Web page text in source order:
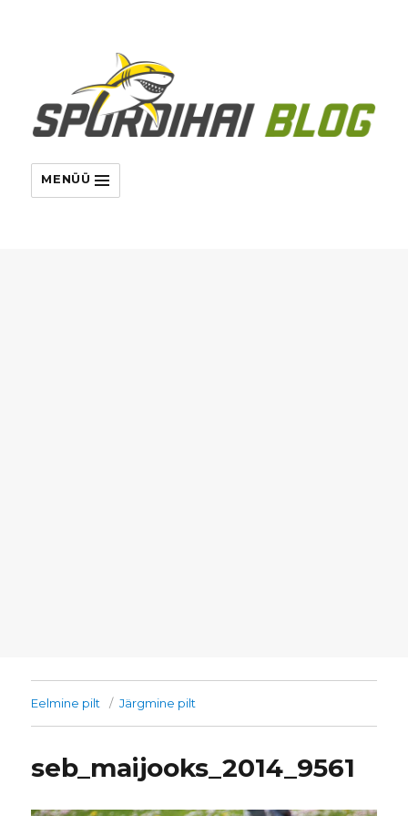
MENÜÜ
Eelmine pilt Järgmine pilt
seb_maijooks_2014_9561